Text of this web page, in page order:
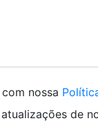
nossa
de